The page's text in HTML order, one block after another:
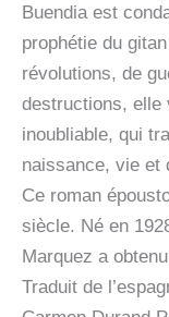
Buendia est
prophétie du
révolutions, de
destructions, elle
inoubliable, qui
naissance, vie et
Ce roman
siècle. Né en
Marquez a
Traduit de